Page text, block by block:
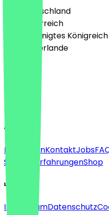
🇩🇪 Deutschland
🇦🇹 Österreich
🇬🇧 Vereinigtes Königreich
🇳🇱 Niederlande
Deutsch
English
About
Für FirmenKontaktJobs
Support
ErfahrungenShop
Legal
ImpressumDatenschutz